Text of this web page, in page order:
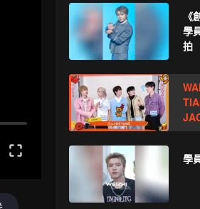
《
學
拍
包
學